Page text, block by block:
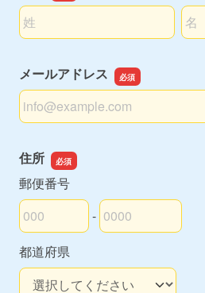
名前の姓
名前
メールアドレス
メールアドレス
住所
郵便番号
郵便番号の上3桁
-
郵便番号の下4桁
都道府県